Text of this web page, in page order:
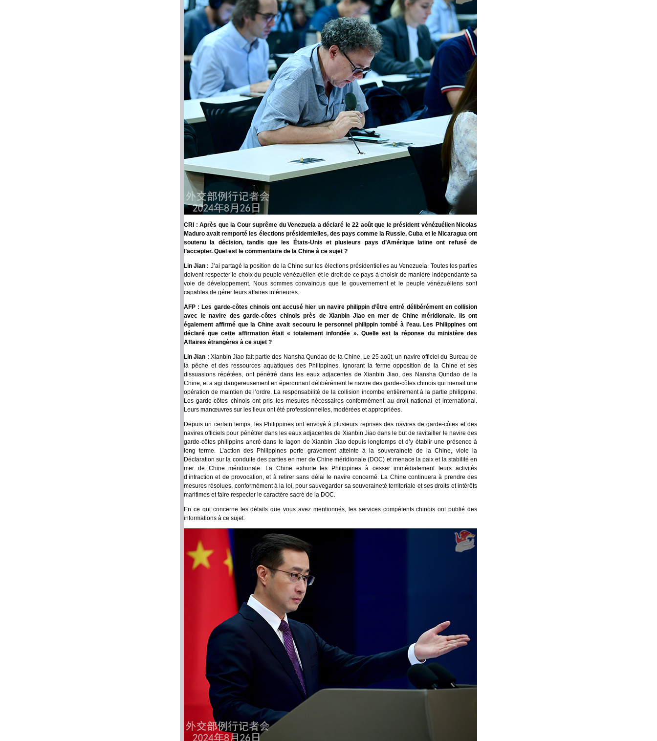
CRI : Après que la Cour suprême du Venezuela a déclaré le 22 août que le président vénézuélien Nicolas
Maduro avait remporté les élections présidentielles, des pays comme la Russie, Cuba et le Nicaragua ont
soutenu la décision, tandis que les États-Unis et plusieurs pays d’Amérique latine ont refusé de
l’accepter. Quel est le commentaire de la Chine à ce sujet ?
Lin Jian : J’ai partagé la position de la Chine sur les élections présidentielles au Venezuela. Toutes les parties
doivent respecter le choix du peuple vénézuélien et le droit de ce pays à choisir de manière indépendante sa
voie de développement. Nous sommes convaincus que le gouvernement et le peuple vénézuéliens sont
capables de gérer leurs affaires intérieures.
AFP : Les garde-côtes chinois ont accusé hier un navire philippin d’être entré délibérément en collision
avec le navire des garde-côtes chinois près de Xianbin Jiao en mer de Chine méridionale. Ils ont
également affirmé que la Chine avait secouru le personnel philippin tombé à l’eau. Les Philippines ont
déclaré que cette affirmation était « totalement infondée ». Quelle est la réponse du ministère des
Affaires étrangères à ce sujet ?
Lin Jian : Xianbin Jiao fait partie des Nansha Qundao de la Chine. Le 25 août, un navire officiel du Bureau de
la pêche et des ressources aquatiques des Philippines, ignorant la ferme opposition de la Chine et ses
dissuasions répétées, ont pénétré dans les eaux adjacentes de Xianbin Jiao, des Nansha Qundao de la
Chine, et a agi dangereusement en éperonnant délibérément le navire des garde-côtes chinois qui menait une
opération de maintien de l’ordre. La responsabilité de la collision incombe entièrement à la partie philippine.
Les garde-côtes chinois ont pris les mesures nécessaires conformément au droit national et international.
Leurs manœuvres sur les lieux ont été professionnelles, modérées et appropriées.
Depuis un certain temps, les Philippines ont envoyé à plusieurs reprises des navires de garde-côtes et des
navires officiels pour pénétrer dans les eaux adjacentes de Xianbin Jiao dans le but de ravitailler le navire des
garde-côtes philippins ancré dans le lagon de Xianbin Jiao depuis longtemps et d’y établir une présence à
long terme. L’action des Philippines porte gravement atteinte à la souveraineté de la Chine, viole la
Déclaration sur la conduite des parties en mer de Chine méridionale (DOC) et menace la paix et la stabilité en
mer de Chine méridionale. La Chine exhorte les Philippines à cesser immédiatement leurs activités
d’infraction et de provocation, et à retirer sans délai le navire concerné. La Chine continuera à prendre des
mesures résolues, conformément à la loi, pour sauvegarder sa souveraineté territoriale et ses droits et intérêts
maritimes et faire respecter le caractère sacré de la DOC.
En ce qui concerne les détails que vous avez mentionnés, les services compétents chinois ont publié des
informations à ce sujet.